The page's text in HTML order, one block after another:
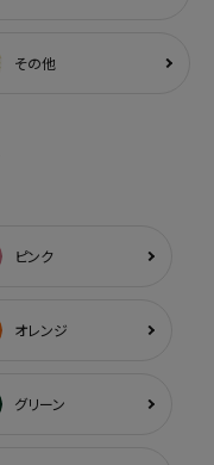
その他
ピンク
オレンジ
グリーン